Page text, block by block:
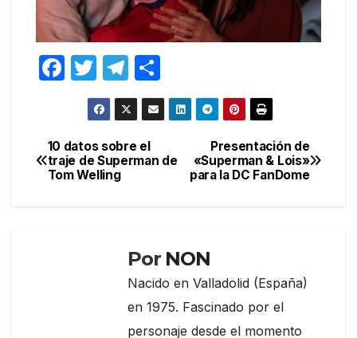
F
e
b
T
w
itt
er
T
el
e
gr
a
o
m
ar
Navegación
de
Presentación de
«Superman & Lois»
para la DC FanDome
10 datos sobre el
traje de Superman de
Tom Welling
Por NON
Nacido en Valladolid (España)
en 1975. Fascinado por el
personaje desde el momento